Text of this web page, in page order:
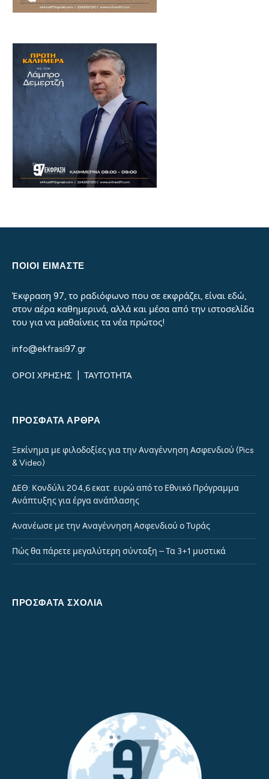
ΠΟΙΟΙ ΕΙΜΑΣΤΕ
Έκφραση 97, το ραδιόφωνο που σε εκφράζει, είναι εδώ,
στον αέρα καθημερινά, αλλά και μέσα από την ιστοσελίδα
του για να μαθαίνεις τα νέα πρώτος!
info@ekfrasi97.gr
ΟΡΟΙ ΧΡΗΣΗΣ ΤΑΥΤΟΤΗΤΑ
ΠΡΌΣΦΑΤΑ ΆΡΘΡΑ
Ξεκίνημα με φιλοδοξίες για την Αναγέννηση Ασφενδιού (Pics
& Video)
ΔΕΘ: Κονδύλι 204,6 εκατ. ευρώ από το Εθνικό Πρόγραμμα
Ανάπτυξης για έργα ανάπλασης
Ανανέωσε με την Αναγέννηση Ασφενδιού ο Τυράς
Πώς θα πάρετε μεγαλύτερη σύνταξη – Τα 3+1 μυστικά
ΠΡΌΣΦΑΤΑ ΣΧΌΛΙΑ